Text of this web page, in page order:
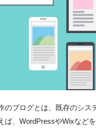
のブログとは、既存のシス
ば、WordPressやWixなど